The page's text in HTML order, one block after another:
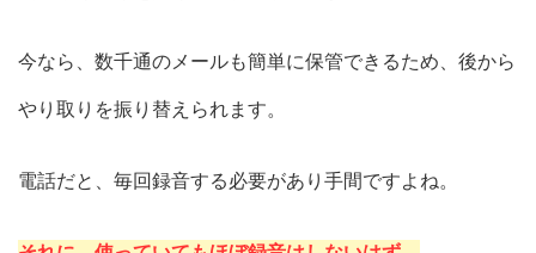
今なら、数千通のメールも簡単に保管できるため、後から
やり取りを振り替えられます。
電話だと、毎回録音する必要があり手間ですよね。